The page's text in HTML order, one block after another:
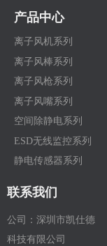
产品中心
离子风机系列
离子风棒系列
离子风枪系列
离子风嘴系列
空间除静电系列
ESD无线监控系列
静电传感器系列
联系我们
公司：深圳市凯仕德
科技有限公司